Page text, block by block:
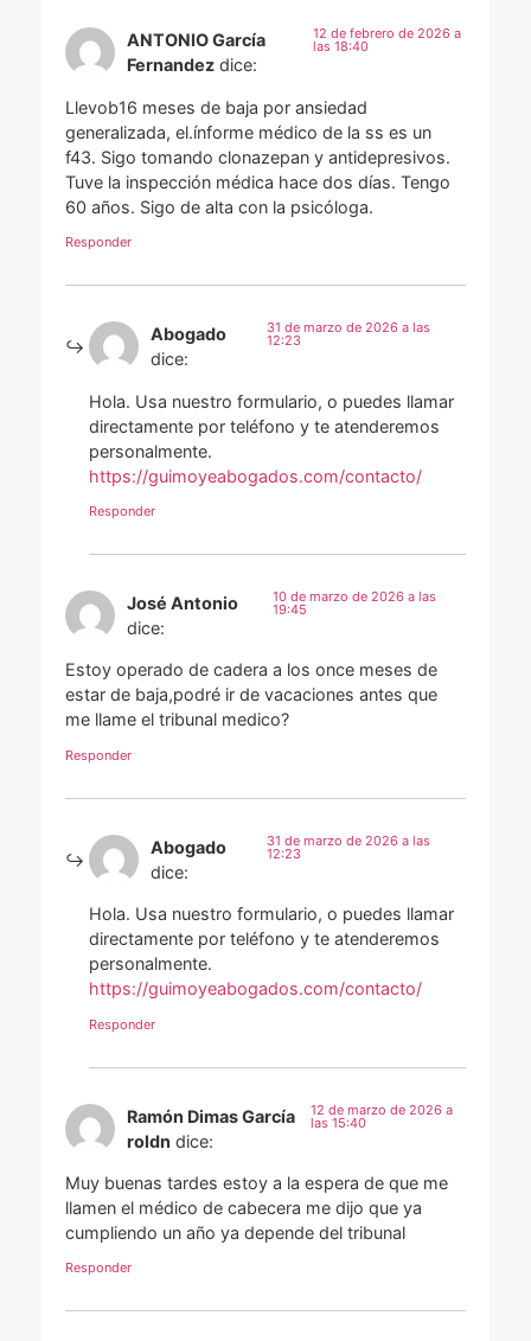
ANTONIO García
Fernandez dice:
12 de febrero de 2026 a
las 18:40
Llevob16 meses de baja por ansiedad
generalizada, el.ínforme médico de la ss es un
f43. Sigo tomando clonazepan y antidepresivos.
Tuve la inspección médica hace dos días. Tengo
60 años. Sigo de alta con la psicóloga.
Responder
Abogado
dice:
31 de marzo de 2026 a las
12:23
Hola. Usa nuestro formulario, o puedes llamar
directamente por teléfono y te atenderemos
personalmente.
https://guimoyeabogados.com/contacto/
Responder
José Antonio
dice:
10 de marzo de 2026 a las
19:45
Estoy operado de cadera a los once meses de
estar de baja,podré ir de vacaciones antes que
me llame el tribunal medico?
Responder
Abogado
dice:
31 de marzo de 2026 a las
12:23
Hola. Usa nuestro formulario, o puedes llamar
directamente por teléfono y te atenderemos
personalmente.
https://guimoyeabogados.com/contacto/
Responder
Ramón Dimas García
roldn dice:
12 de marzo de 2026 a
las 15:40
Muy buenas tardes estoy a la espera de que me
llamen el médico de cabecera me dijo que ya
cumpliendo un año ya depende del tribunal
Responder